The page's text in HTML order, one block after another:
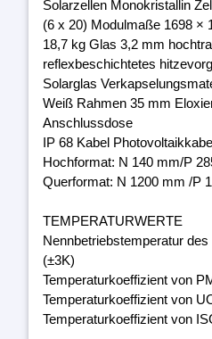
Solarzellen Monokristallin
(6 x 20) Modulmaße 1698 ×
18,7 kg Glas 3,2 mm
reflexbeschichtetes
Solarglas
Weiß Rahmen 35 mm
Anschlussdose
IP 68 Kabel
Hochformat: N 140 mm/P
Querformat: N 1200 mm /P
TEMPERATURWERTE
Nennbetriebstemperatur
(±3K)
Temperaturkoeffizient von
Temperaturkoeffizient von
Temperaturkoeffizient von